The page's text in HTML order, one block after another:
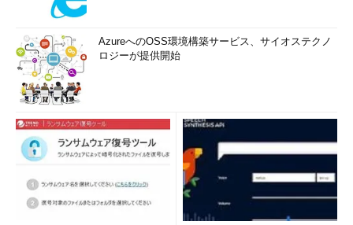
AzureへのOSS環境構築サービス、サイオステクノ
ロジーが提供開始